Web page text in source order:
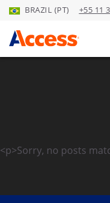
Skip to Main
BRAZIL (PT) +55 11
<p>Sorry, no posts